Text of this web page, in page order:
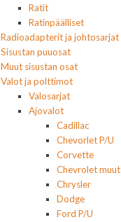
Ratit
Ratinpäälliset
Radioadapterit ja johtosarjat
Sisustan puuosat
Muut sisustan osat
Valot ja polttimot
Valosarjat
Ajovalot
Cadillac
Chevorlet P/U
Corvette
Chevrolet muut
Chrysler
Dodge
Ford P/U